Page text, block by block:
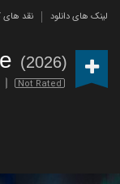
لینک های دانلود نقد های
(2026)
Not Rated